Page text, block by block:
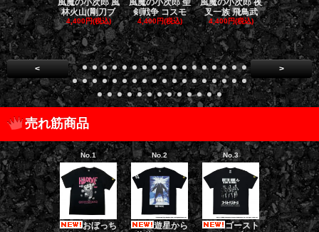
風魔の小次郎 風
林火山(剛刀ブ
4,400円(税込)
風魔の小次郎 聖
剣戦争 コスモ
4,400円(税込)
風魔の小次郎 夜
叉一族 飛鳥武
4,400円(税込)
風魔の小次
魔一族 竜
4,400円(税
< >
売れ筋商品
No.1
おぼっち
No.2
遊星から
No.3
ゴースト
No.4
ゴー